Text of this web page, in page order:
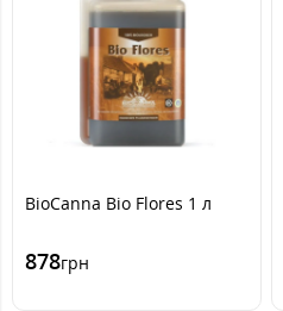
BioCanna Bio Flores 1 л
878грн